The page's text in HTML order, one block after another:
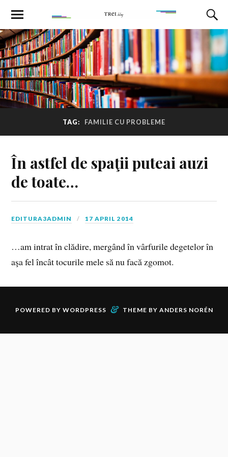
TAG: FAMILIE CU PROBLEME
În astfel de spaţii puteai auzi
de toate…
EDITURA3ADMIN 17 APRIL 2014
…am intrat în clădire, mergând în vârfurile degetelor în
aşa fel încât tocurile mele să nu facă zgomot.
POWERED BY WORDPRESS & THEME BY ANDERS NORÉN